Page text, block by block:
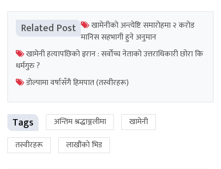
Related Post
खामेनीको अन्त्येष्टि समारोहमा २ करोड
मानिस सहभागी हुने अनुमान
खामेनी हत्यापछिको इरान : सर्वोच्च नेताको उत्तराधिकारी छोरा कि
धर्मगुरु ?
डोल्पामा वर्षासँगै हिमपात (तस्वीरहरू)
Tags अन्तिम श्रद्धाञ्जलीमा
खामेनी
तस्वीरहरू
लाखौंको भिड